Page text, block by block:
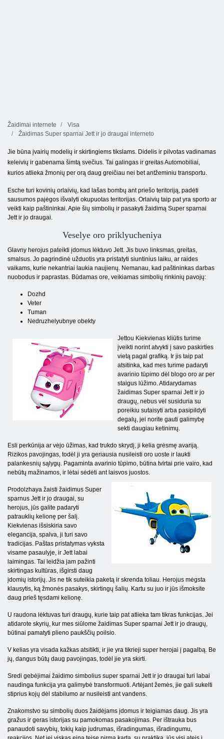
Žaidimai internete
Visa
Žaidimas Super sparnai Jett ir jo draugai interneto
Jie būna įvairių modelių ir skirtingiems tikslams. Didelis ir pilvotas vadinamas
keleivių ir gabenama šimtą svečius. Tai galingas ir greitas Automobiliai,
kurios atlieka žmonių per orą daug greičiau nei bet antžeminiu transportu.
Esche turi kovinių orlaivių, kad lašas bombų ant priešo teritoriją, padėti
sausumos pajėgos išvalyti okupuotas teritorijas. Orlaivių taip pat yra sporto ar
veikti kaip paštininkai. Apie šių simbolių ir pasakyti žaidimą Super sparnai
Jett ir jo draugai.
Veselye oro priklyucheniya
Glavny herojus pateikti įdomus lėktuvo Jett. Jis buvo linksmas, greitas,
smalsus. Jo pagrindinė užduotis yra pristatyti siuntinius laiku, ar raides
vaikams, kurie nekantriai laukia naujienų. Nemanau, kad paštininkas darbas
nuobodus ir paprastas. Būdamas ore, veikiamas simbolių rinkinių pavojų:
Dozhd
Veter
Tuman
Nedruzhelyubnye obekty
Jettou Kiekvienas kliūtis turime
įveikti norint atvykti į savo paskirties
vietą pagal grafiką. Ir jis taip pat
atsitinka, kad mes turime padaryti
avarinio tūpimo dėl blogo oro ar per
staigus lūžimo. Atidarydamas
žaidimas Super sparnai Jett ir jo
draugų, nebus vėl susiduria su
poreikiu sutaisyti arba pasipildyti
degalų, jei norite gauti galimybę
sekti daugiau ketinimų.
Esli perkūnija ar vėjo ūžimas, kad trukdo skrydį, ji kelia grėsmę avariją.
Rizikos pavojingas, todėl ji yra geriausia nusileisti oro uoste ir laukti
palankesnių sąlygų. Pagaminta avarinio tūpimo, būtina tvirtai prie vairo, kad
nebūtų mažinamos, ir lėtai sėdėti ant laisvos juostos.
Prodolzhaya žaisti žaidimus Super
sparnus Jett ir jo draugai, su
herojus, jūs galite padaryti
patrauklių kelionę per šalį.
Kiekvienas išsiskiria savo
elegancija, spalva, ji turi savo
tradicijas. Paštas pristatymas vyksta
visame pasaulyje, ir Jett labai
laimingas. Tai leidžia jam pažinti
skirtingas kultūras, išgirsti daug
įdomių istorijų. Jis ne tik suteikia paketą ir skrenda toliau. Herojus mėgsta
klausytis, ką žmonės pasakys, skirtingų šalių. Kartu su juo ir jūs išmoksite
daug prieš tęsdami kelionę.
U raudona lėktuvas turi draugų, kurie taip pat atlieka tam tikras funkcijas. Jei
atidarote skyrių, kur mes siūlome žaidimas Super sparnai Jett ir jo draugų,
būtinai pamatyti plieno paukščių poilsio.
V kelias yra visada kažkas atsitikti, ir jie yra tikrieji super herojai į pagalbą. Be
jų, dangus būtų daug pavojingas, todėl jie yra skirti.
Sredi gebėjimai žaidimo simbolius super sparnai Jett ir jo draugai turi labai
naudinga funkcija yra galimybė transformuoti. Artėjant žemės, jie gali sukelti
stiprius kojų dėl stabilumo ar nusileisti ant vandens.
Znakomstvo su simbolių duos žaidėjams įdomus ir teigiamas daug. Jis yra
gražus ir geras istorijas su pamokomas pasakojimas. Per ištrauka bus
panaudoti savybių, tokių kaip judrumas, išradingumas, išradingumu,